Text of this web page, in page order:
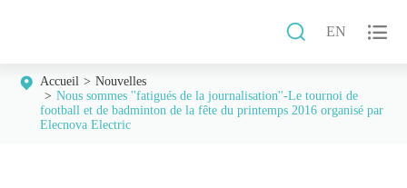
 EN 
Accueil
Nouvelles
Nous sommes ''fatigués de la journalisation''-Le tournoi de
football et de badminton de la fête du printemps 2016 organisé par
Elecnova Electric